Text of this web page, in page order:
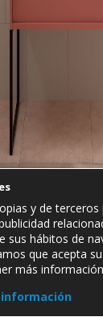
y de
sus hábitos de
que acepta
más
ATTILA 800
espejo, grifo y